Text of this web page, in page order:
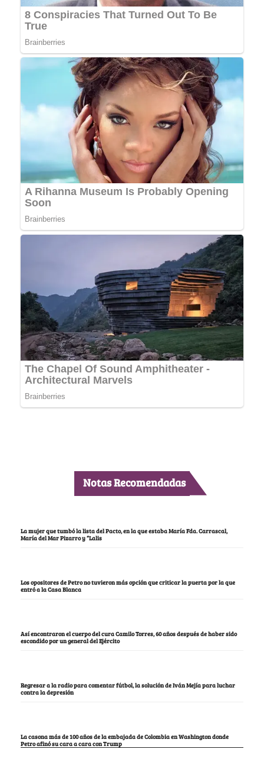
Notas Recomendadas
La mujer que tumbó la lista del Pacto, en la que estaba María Fda. Carrascal,
María del Mar Pizarro y “Lalis
Los opositores de Petro no tuvieron más opción que criticar la puerta por la que
entró a la Casa Blanca
Así encontraron el cuerpo del cura Camilo Torres, 60 años después de haber sido
escondido por un general del Ejército
Regresar a la radio para comentar fútbol, la solución de Iván Mejía para luchar
contra la depresión
La casona más de 100 años de la embajada de Colombia en Washington donde
Petro afinó su cara a cara con Trump